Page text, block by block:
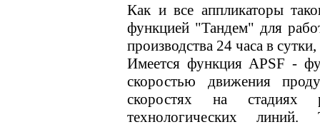
Как и все аппликаторы
функцией "Тандем" для
производства 24 часа в
Имеется функция APSF -
скоростью движения
скоростях на стадиях
технологических линий.